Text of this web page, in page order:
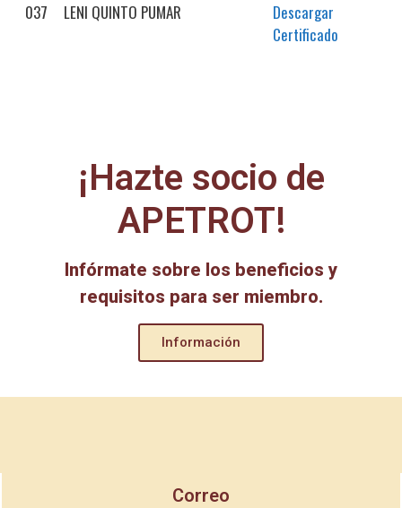
037
LENI QUINTO PUMAR
Descargar
Certificado
¡Hazte socio de
APETROT!
Infórmate sobre los beneficios y
requisitos para ser miembro.
Información
Correo